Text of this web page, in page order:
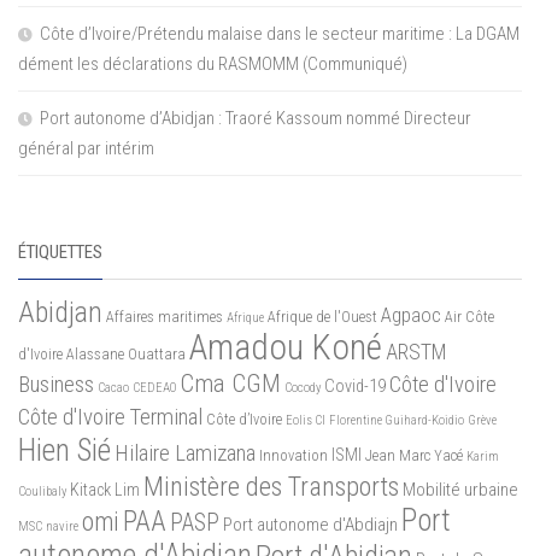
Côte d’Ivoire/Prétendu malaise dans le secteur maritime : La DGAM
dément les déclarations du RASMOMM (Communiqué)
Port autonome d’Abidjan : Traoré Kassoum nommé Directeur
général par intérim
ÉTIQUETTES
Abidjan Affaires maritimes Afrique Afrique de l'Ouest Agpaoc Air Côte
d'Ivoire Alassane Ouattara Amadou Koné ARSTM
Business Cacao CEDEAO Cma CGM Cocody Covid-19 Côte d'Ivoire
Côte d'Ivoire Terminal Côte d’Ivoire Eolis CI Florentine Guihard-Koidio Grève
Hien Sié Hilaire Lamizana Innovation ISMI Jean Marc Yacé Karim
Coulibaly Kitack Lim Ministère des Transports Mobilité urbaine
MSC navire omi PAA PASP Port autonome d'Abdiajn Port